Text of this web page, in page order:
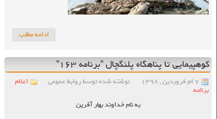
ادامه مطلب
کوهپیمایی تا پناهگاه پلنگچال ”برنامه ۱۶۳”
۷ ام فروردین , ۱۳۹۸ نوشته شده توسط روابط عمومی اعلام
برنامه
به نام خداوند بهار آفرین